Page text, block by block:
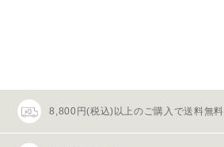
8,800円(税込)以上のご購入で送料無料